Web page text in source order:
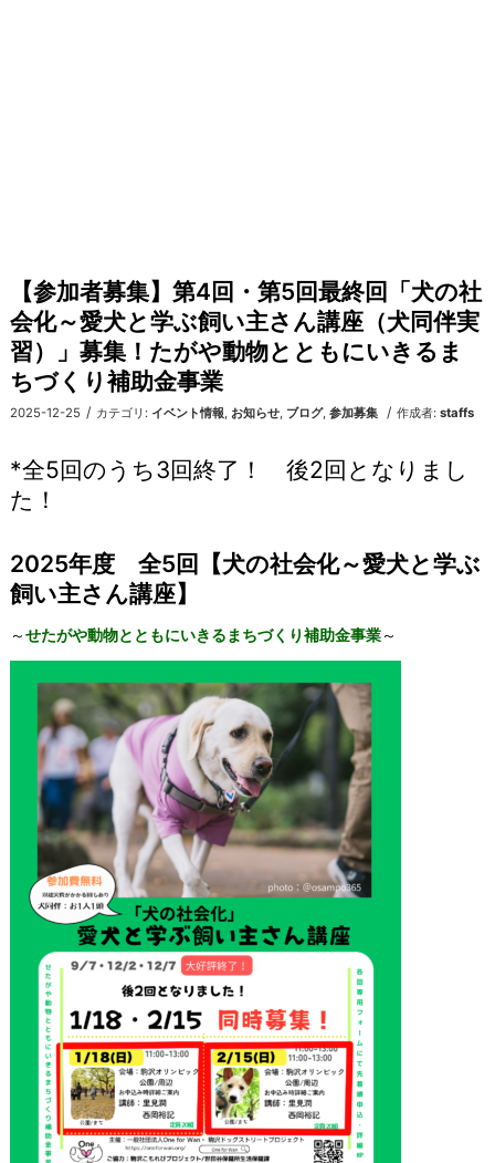
【参加者募集】第4回・第5回最終回「犬の社
会化～愛犬と学ぶ飼い主さん講座（犬同伴実
習）」募集！たがや動物とともにいきるま
ちづくり補助金事業
2025-12-25 / カテゴリ: イベント情報, お知らせ, ブログ, 参加募集 / 作成者: staffs
*全5回のうち3回終了！ 後2回となりまし
た！
2025年度 全5回【犬の社会化～愛犬と学ぶ
飼い主さん講座】
～せたがや動物とともにいきるまちづくり補助金事業～